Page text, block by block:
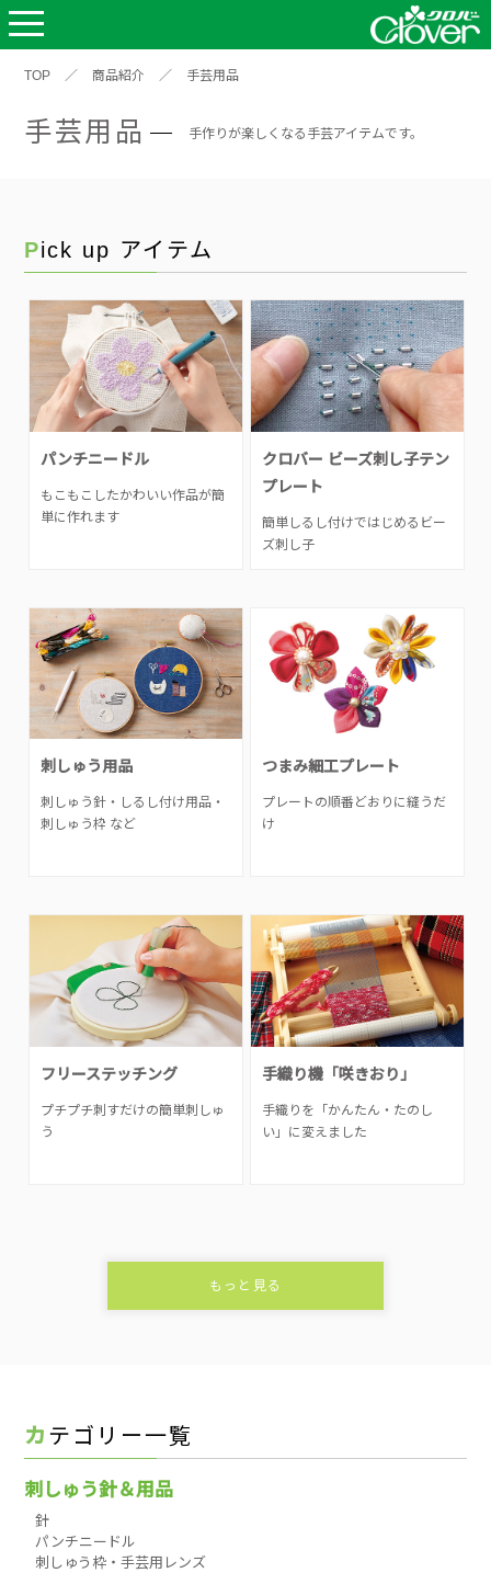
TOP ／ 商品紹介 ／ 手芸用品
手芸用品 手作りが楽しくなる手芸アイテムです。
Pick up アイテム
パンチニードル
もこもこしたかわいい作品が簡
単に作れます
クロバー ビーズ刺し子テン
プレート
簡単しるし付けではじめるビー
ズ刺し子
刺しゅう用品
刺しゅう針・しるし付け用品・
刺しゅう枠 など
つまみ細工プレート
プレートの順番どおりに縫うだ
け
フリーステッチング
プチプチ刺すだけの簡単刺しゅ
う
手織り機「咲きおり」
手織りを「かんたん・たのし
い」に変えました
もっと見る
カテゴリー一覧
刺しゅう針＆用品
針
パンチニードル
刺しゅう枠・手芸用レンズ